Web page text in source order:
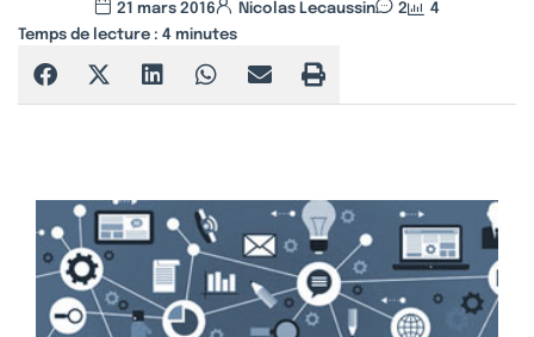
21 mars 2016 Nicolas Lecaussin 2
4
Temps de lecture : 4 minutes